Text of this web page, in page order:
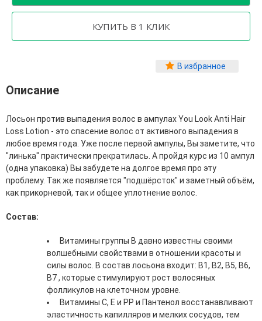
Гели для лица
Кремы для лица
Лосьоны, тоники и мисты для лица
Маски для лица
Масла для лица
Мицеллярная вода
Молочко и сливки для лица
Наборы для ухода за лицом
Спреи для лица
Средства для умывания
Сыворотки, эликсиры, эмульсии, концентраты и
эссенции для лица
Уход для губ
Уход для кожи вокруг глаз
В избранное
Описание
Лосьон против выпадения волос в ампулах You Look Anti Hair
Loss Lotion - это спасение волос от активного выпадения в
любое время года. Уже после первой ампулы, Вы заметите, что
"линька" практически прекратилась. А пройдя курс из 10 ампул
(одна упаковка) Вы забудете на долгое время про эту
проблему. Так же появляется "подшёрсток" и заметный объём,
как прикорневой, так и общее уплотнение волос.
Состав:
Витамины группы В давно известны своими
волшебными свойствами в отношении красоты и
силы волос. В состав лосьона входит: В1, В2, В5, В6,
В7 , которые стимулируют рост волосяных
фолликулов на клеточном уровне.
Витамины С, Е и РР и Пантенол восстанавливают
эластичность капилляров и мелких сосудов, тем